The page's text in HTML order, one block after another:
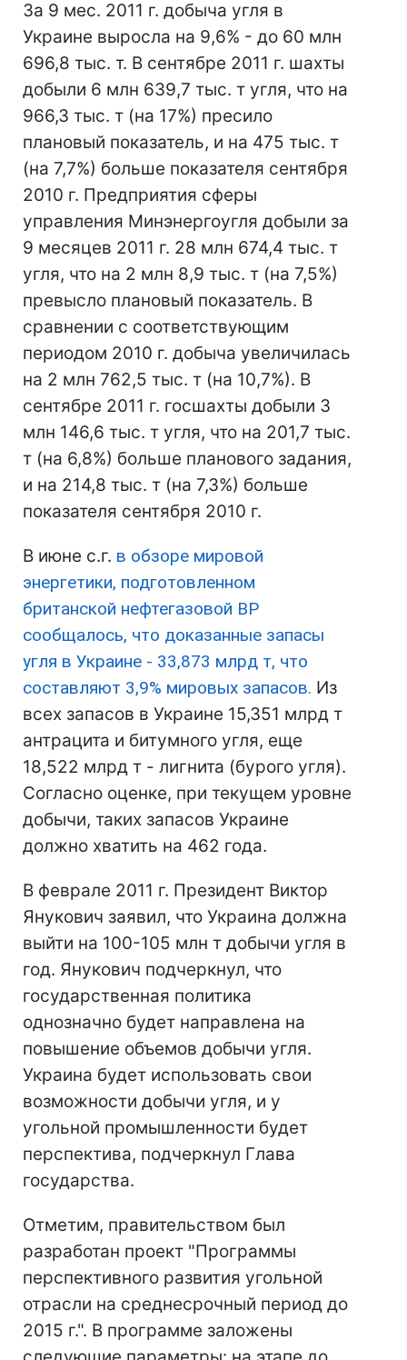
За 9 мес. 2011 г. добыча угля в
Украине выросла на 9,6% - до 60 млн
696,8 тыс. т. В сентябре 2011 г. шахты
добыли 6 млн 639,7 тыс. т угля, что на
966,3 тыс. т (на 17%) пресило
плановый показатель, и на 475 тыс. т
(на 7,7%) больше показателя сентября
2010 г. Предприятия сферы
управления Минэнергоугля добыли за
9 месяцев 2011 г. 28 млн 674,4 тыс. т
угля, что на 2 млн 8,9 тыс. т (на 7,5%)
превысло плановый показатель. В
сравнении с соответствующим
периодом 2010 г. добыча увеличилась
на 2 млн 762,5 тыс. т (на 10,7%). В
сентябре 2011 г. госшахты добыли 3
млн 146,6 тыс. т угля, что на 201,7 тыс.
т (на 6,8%) больше планового задания,
и на 214,8 тыс. т (на 7,3%) больше
показателя сентября 2010 г.
В июне с.г. в обзоре мировой
энергетики, подготовленном
британской нефтегазовой BP
сообщалось, что доказанные запасы
угля в Украине - 33,873 млрд т, что
составляют 3,9% мировых запасов. Из
всех запасов в Украине 15,351 млрд т
антрацита и битумного угля, еще
18,522 млрд т - лигнита (бурого угля).
Согласно оценке, при текущем уровне
добычи, таких запасов Украине
должно хватить на 462 года.
В феврале 2011 г. Президент Виктор
Янукович заявил, что Украина должна
выйти на 100-105 млн т добычи угля в
год. Янукович подчеркнул, что
государственная политика
однозначно будет направлена на
повышение объемов добычи угля.
Украина будет использовать свои
возможности добычи угля, и у
угольной промышленности будет
перспектива, подчеркнул Глава
государства.
Отметим, правительством был
разработан проект "Программы
перспективного развития угольной
отрасли на среднесрочный период до
2015 г.". В программе заложены